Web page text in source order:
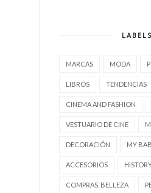
LABELS
MARCAS MODA
LIBROS TENDENCIAS
CINEMA AND FASHION
VESTUARIO DE CINE
DECORACIÓN MY
ACCESORIOS
COMPRAS. BELLEZA